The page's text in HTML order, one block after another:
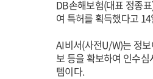
DB손해보험(대표 정종
여 특허를 획득했다고
AI비서(사전U/W)는 정
보 등을 확보하여 인수
템이다.